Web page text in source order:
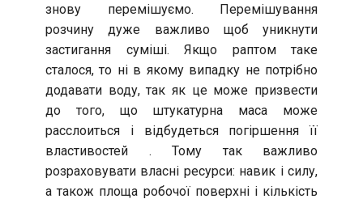
знову перемішуємо. Перемішування
розчину дуже важливо щоб уникнути
застигання суміші. Якщо раптом таке
сталося, то ні в якому випадку не потрібно
додавати воду, так як це може призвести
до того, що штукатурна маса може
расслоиться і відбудеться погіршення її
властивостей . Тому так важливо
розраховувати власні ресурси: навик і силу,
а також площа робочої поверхні і кількість